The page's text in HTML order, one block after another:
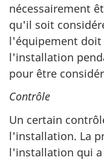
nécessairement
qu'il soit
l'équipement doit
l'installation
pour être
Contrôle
Un certain
l'installation. La
l'installation qui a